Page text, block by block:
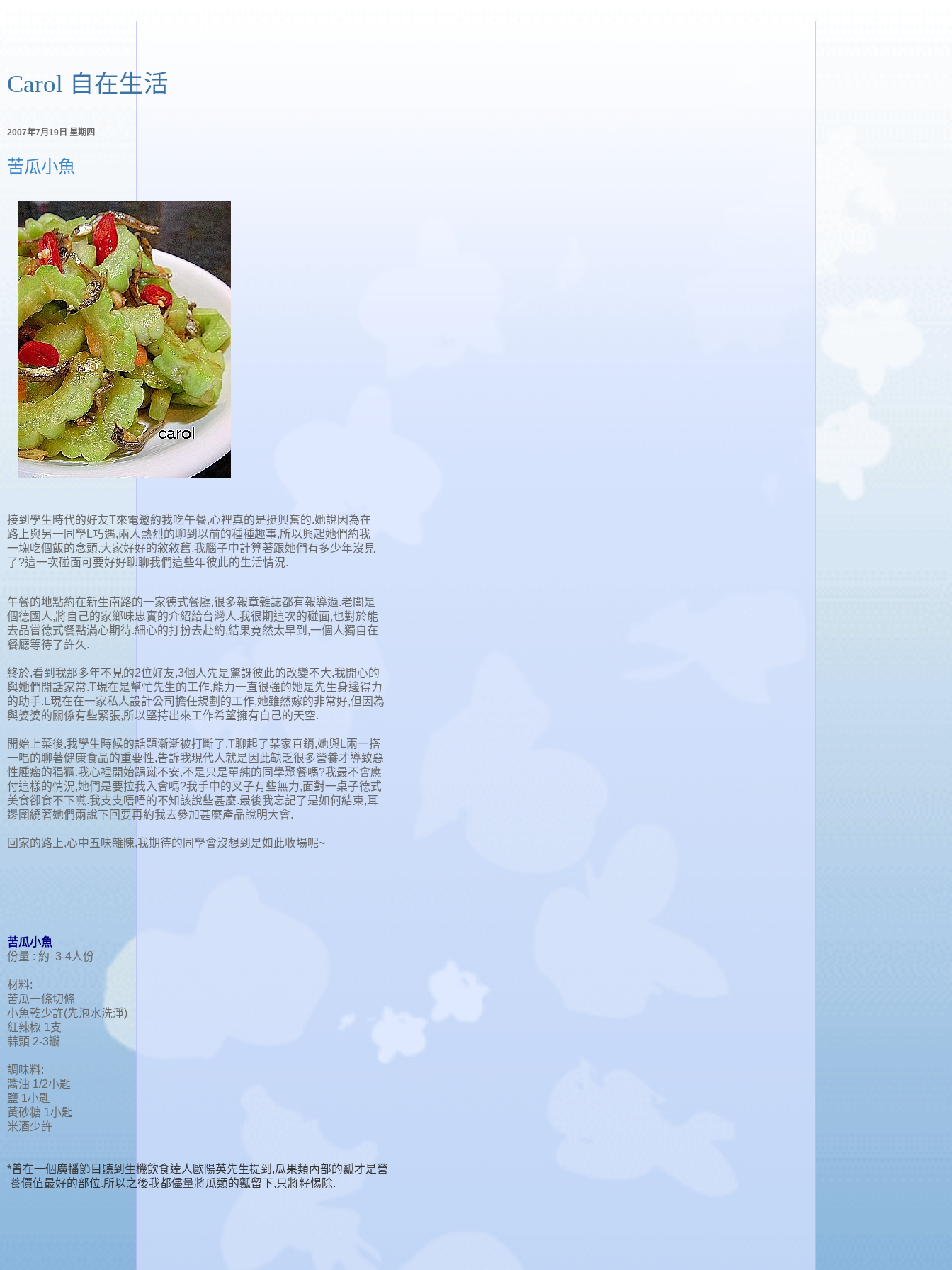
Carol 自在生活
2007年7月19日 星期四
苦瓜小魚
接到學生時代的好友T來電邀約我吃午餐,心裡真的是挺興奮的.她說因為在
路上與另一同學L巧遇,兩人熱烈的聊到以前的種種趣事,所以興起她們約我
一塊吃個飯的念頭,大家好好的敘敘舊.我腦子中計算著跟她們有多少年沒見
了?這一次碰面可要好好聊聊我們這些年彼此的生活情況.
午餐的地點約在新生南路的一家德式餐廳,很多報章雜誌都有報導過.老闆是
個德國人,將自己的家鄉味忠實的介紹給台灣人.我很期這次的碰面,也對於能
去品嘗德式餐點滿心期待.細心的打扮去赴約,結果竟然太早到,一個人獨自在
餐廳等待了許久.
終於,看到我那多年不見的2位好友,3個人先是驚訝彼此的改變不大,我開心的
與她們閒話家常.T現在是幫忙先生的工作,能力一直很強的她是先生身邊得力
的助手.L現在在一家私人設計公司擔任規劃的工作,她雖然嫁的非常好,但因為
與婆婆的關係有些緊張,所以堅持出來工作希望擁有自己的天空.
開始上菜後,我學生時候的話題漸漸被打斷了.T聊起了某家直銷,她與L兩一搭
一唱的聊著健康食品的重要性,告訴我現代人就是因此缺乏很多營養才導致惡
性腫瘤的猖獗.我心裡開始跼蹴不安,不是只是單純的同學聚餐嗎?我最不會應
付這樣的情況,她們是要拉我入會嗎?我手中的叉子有些無力,面對一桌子德式
美食卻食不下嚥.我支支唔唔的不知該說些甚麼.最後我忘記了是如何結束,耳
邊圍繞著她們兩說下回要再約我去參加甚麼產品說明大會.
回家的路上,心中五味雜陳,我期待的同學會沒想到是如此收場呢~
苦瓜小魚
份量 : 約 3-4人份
材料:
苦瓜一條切條
小魚乾少許(先泡水洗淨)
紅辣椒 1支
蒜頭 2-3瓣
調味料:
醬油 1/2小匙
鹽 1小匙
黃砂糖 1小匙
米酒少許
*曾在一個廣播節目聽到生機飲食達人歐陽英先生提到,瓜果類內部的瓤才是營
養價值最好的部位.所以之後我都儘量將瓜類的瓤留下,只將籽惕除.